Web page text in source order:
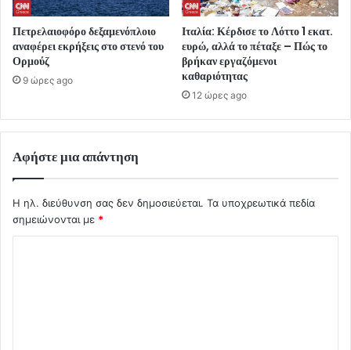
Πετρελαιοφόρο δεξαμενόπλοιο
αναφέρει εκρήξεις στο στενό του
Ορμούζ
9 ώρες ago
Ιταλία: Κέρδισε το Λόττο 1 εκατ.
ευρώ, αλλά το πέταξε – Πώς το
βρήκαν εργαζόμενοι
καθαριότητας
12 ώρες ago
Αφήστε μια απάντηση
Η ηλ. διεύθυνση σας δεν δημοσιεύεται. Τα υποχρεωτικά πεδία
σημειώνονται με *